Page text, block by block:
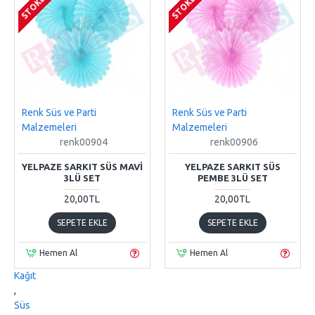
Renk Süs ve Parti
Malzemeleri
renk00904
YELPAZE SARKIT SÜS MAVI
3LÜ SET
20,00TL
SEPETE EKLE
Hemen Al
Renk Süs ve Parti
Malzemeleri
renk00906
YELPAZE SARKIT SÜS
PEMBE 3LÜ SET
20,00TL
SEPETE EKLE
Hemen Al
Kağıt
,
Süs